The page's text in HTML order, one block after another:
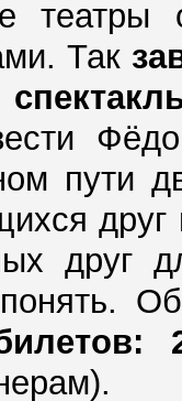
Так
пути
друг
друг
понять.